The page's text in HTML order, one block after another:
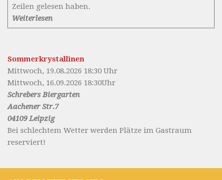
Zeilen gelesen haben.
Weiterlesen
Sommerkrystallinen
Mittwoch, 19.08.2026 18:30 Uhr
Mittwoch, 16.09.2026 18:30Uhr
Schrebers Biergarten
Aachener Str.7
04109 Leipzig
Bei schlechtem Wetter werden Plätze im Gastraum
reserviert!